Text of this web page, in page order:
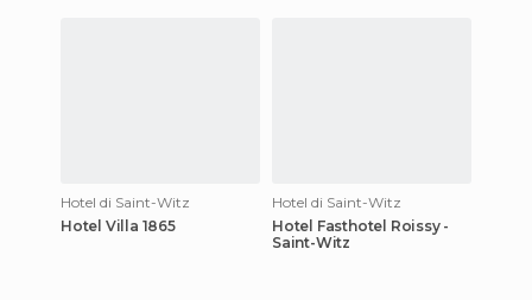
Hotel di Saint-Witz
Hotel Villa 1865
Hotel di Saint-Witz
Hotel Fasthotel Roissy -
Saint-Witz